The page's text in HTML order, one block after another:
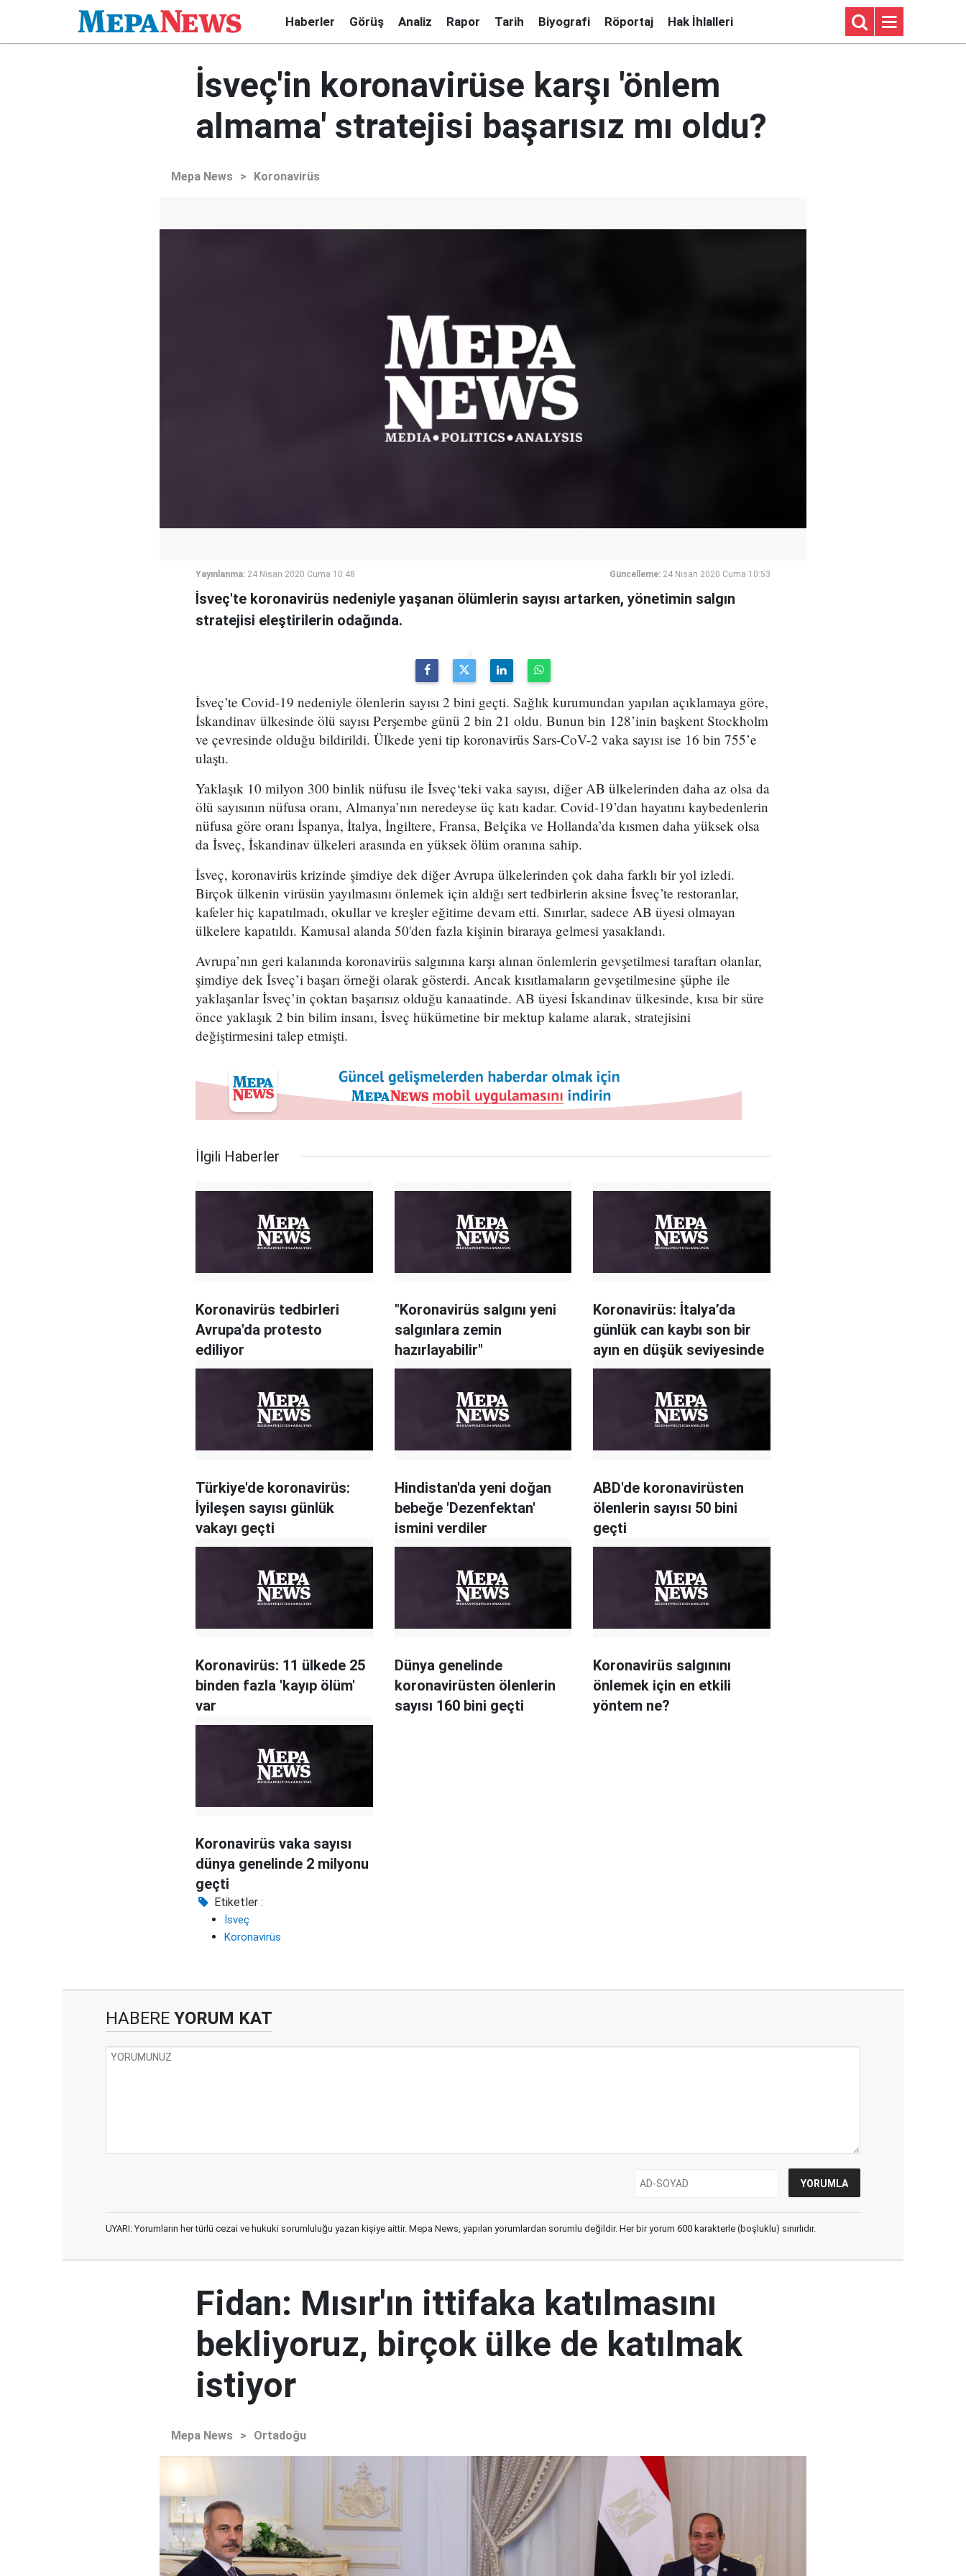
Haberler Görüş Analiz Rapor Tarih Biyografi Röportaj Hak İhlalleri
İsveç'in koronavirüse karşı 'önlem
almama' stratejisi başarısız mı oldu?
Mepa News > Koronavirüs
Yayınlanma: 24 Nisan 2020 Cuma 10:48 Güncelleme: 24 Nisan 2020 Cuma 10:53
İsveç'te koronavirüs nedeniyle yaşanan ölümlerin sayısı artarken, yönetimin salgın
stratejisi eleştirilerin odağında.
İsveç’te Covid-19 nedeniyle ölenlerin sayısı 2 bini geçti. Sağlık kurumundan yapılan açıklamaya göre,
İskandinav ülkesinde ölü sayısı Perşembe günü 2 bin 21 oldu. Bunun bin 128’inin başkent Stockholm
ve çevresinde olduğu bildirildi. Ülkede yeni tip koronavirüs Sars-CoV-2 vaka sayısı ise 16 bin 755’e
ulaştı.
Yaklaşık 10 milyon 300 binlik nüfusu ile İsveç‘teki vaka sayısı, diğer AB ülkelerinden daha az olsa da
ölü sayısının nüfusa oranı, Almanya’nın neredeyse üç katı kadar. Covid-19’dan hayatını kaybedenlerin
nüfusa göre oranı İspanya, İtalya, İngiltere, Fransa, Belçika ve Hollanda’da kısmen daha yüksek olsa
da İsveç, İskandinav ülkeleri arasında en yüksek ölüm oranına sahip.
İsveç, koronavirüs krizinde şimdiye dek diğer Avrupa ülkelerinden çok daha farklı bir yol izledi.
Birçok ülkenin virüsün yayılmasını önlemek için aldığı sert tedbirlerin aksine İsveç’te restoranlar,
kafeler hiç kapatılmadı, okullar ve kreşler eğitime devam etti. Sınırlar, sadece AB üyesi olmayan
ülkelere kapatıldı. Kamusal alanda 50'den fazla kişinin biraraya gelmesi yasaklandı.
Avrupa’nın geri kalanında koronavirüs salgınına karşı alınan önlemlerin gevşetilmesi taraftarı olanlar,
şimdiye dek İsveç’i başarı örneği olarak gösterdi. Ancak kısıtlamaların gevşetilmesine şüphe ile
yaklaşanlar İsveç’in çoktan başarısız olduğu kanaatinde. AB üyesi İskandinav ülkesinde, kısa bir süre
önce yaklaşık 2 bin bilim insanı, İsveç hükümetine bir mektup kalame alarak, stratejisini
değiştirmesini talep etmişti.
İlgili Haberler
Koronavirüs tedbirleri
Avrupa'da protesto
ediliyor
"Koronavirüs salgını yeni
salgınlara zemin
hazırlayabilir"
Koronavirüs: İtalya’da
günlük can kaybı son bir
ayın en düşük seviyesinde
Türkiye'de koronavirüs:
İyileşen sayısı günlük
vakayı geçti
Hindistan'da yeni doğan
bebeğe 'Dezenfektan'
ismini verdiler
ABD'de koronavirüsten
ölenlerin sayısı 50 bini
geçti
Koronavirüs: 11 ülkede 25
binden fazla 'kayıp ölüm'
var
Dünya genelinde
koronavirüsten ölenlerin
sayısı 160 bini geçti
Koronavirüs salgınını
önlemek için en etkili
yöntem ne?
Koronavirüs vaka sayısı
dünya genelinde 2 milyonu
geçti
Etiketler :
İsveç
Koronavirüs
HABERE YORUM KAT
UYARI: Yorumların her türlü cezai ve hukuki sorumluluğu yazan kişiye aittir. Mepa News, yapılan yorumlardan sorumlu değildir. Her bir yorum 600 karakterle (boşluklu) sınırlıdır.
Fidan: Mısır'ın ittifaka katılmasını
bekliyoruz, birçok ülke de katılmak
istiyor
Mepa News > Ortadoğu